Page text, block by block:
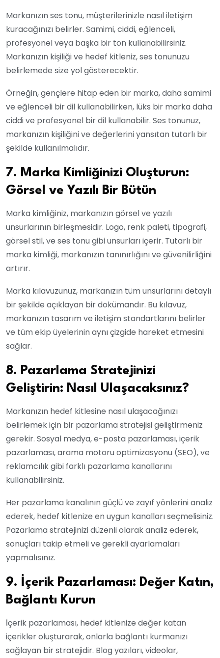
Markanızın ses tonu, müşterilerinizle nasıl iletişim
kuracağınızı belirler. Samimi, ciddi, eğlenceli,
profesyonel veya başka bir ton kullanabilirsiniz.
Markanızın kişiliği ve hedef kitleniz, ses tonunuzu
belirlemede size yol gösterecektir.
Örneğin, gençlere hitap eden bir marka, daha samimi
ve eğlenceli bir dil kullanabilirken, lüks bir marka daha
ciddi ve profesyonel bir dil kullanabilir. Ses tonunuz,
markanızın kişiliğini ve değerlerini yansıtan tutarlı bir
şekilde kullanılmalıdır.
7. Marka Kimliğinizi Oluşturun:
Görsel ve Yazılı Bir Bütün
Marka kimliğiniz, markanızın görsel ve yazılı
unsurlarının birleşmesidir. Logo, renk paleti, tipografi,
görsel stil, ve ses tonu gibi unsurları içerir. Tutarlı bir
marka kimliği, markanızın tanınırlığını ve güvenilirliğini
artırır.
Marka kılavuzunuz, markanızın tüm unsurlarını detaylı
bir şekilde açıklayan bir dokümandır. Bu kılavuz,
markanızın tasarım ve iletişim standartlarını belirler
ve tüm ekip üyelerinin aynı çizgide hareket etmesini
sağlar.
8. Pazarlama Stratejinizi
Geliştirin: Nasıl Ulaşacaksınız?
Markanızın hedef kitlesine nasıl ulaşacağınızı
belirlemek için bir pazarlama stratejisi geliştirmeniz
gerekir. Sosyal medya, e-posta pazarlaması, içerik
pazarlaması, arama motoru optimizasyonu (SEO), ve
reklamcılık gibi farklı pazarlama kanallarını
kullanabilirsiniz.
Her pazarlama kanalının güçlü ve zayıf yönlerini analiz
ederek, hedef kitlenize en uygun kanalları seçmelisiniz.
Pazarlama stratejinizi düzenli olarak analiz ederek,
sonuçları takip etmeli ve gerekli ayarlamaları
yapmalısınız.
9. İçerik Pazarlaması: Değer Katın,
Bağlantı Kurun
İçerik pazarlaması, hedef kitlenize değer katan
içerikler oluşturarak, onlarla bağlantı kurmanızı
sağlayan bir stratejidir. Blog yazıları, videolar,